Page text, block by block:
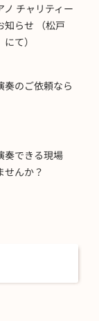
チャリティー
知らせ （松戸
て）
奏のご依頼なら
奏できる現場
せんか？